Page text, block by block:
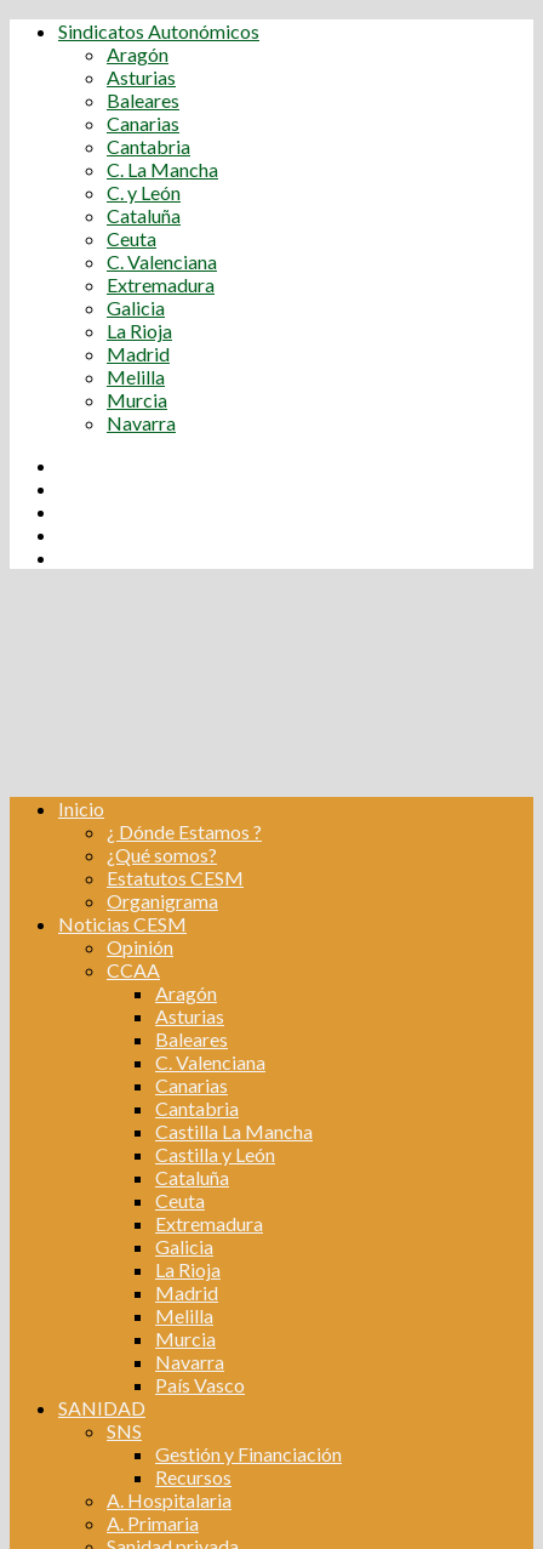
Sindicatos Autonómicos
Aragón
Asturias
Baleares
Canarias
Cantabria
C. La Mancha
C. y León
Cataluña
Ceuta
C. Valenciana
Extremadura
Galicia
La Rioja
Madrid
Melilla
Murcia
Navarra
fb
Inicio
¿ Dónde Estamos ?
¿Qué somos?
Estatutos CESM
Organigrama
Noticias CESM
Opinión
CCAA
Aragón
Asturias
Baleares
C. Valenciana
Canarias
Cantabria
Castilla La Mancha
Castilla y León
Cataluña
Ceuta
Extremadura
Galicia
La Rioja
Madrid
Melilla
Murcia
Navarra
País Vasco
SANIDAD
SNS
Gestión y Financiación
Recursos
A. Hospitalaria
A. Primaria